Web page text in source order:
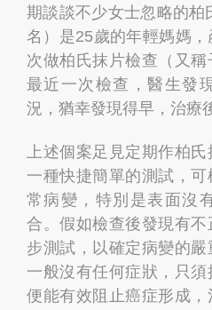
期談談不少女士忽略的柏
名）是25歲的年輕媽媽
次做柏氏抹片檢查（又
最近一次檢查，醫生發
況，猶幸發現得早，治療
上述個案足見定期作柏
一種快捷簡單的測試，
常病變，特別是表面沒
合。假如檢查後發現有
步測試，以確定病變的
一般沒有任何症狀，只須
便能有效阻止癌症形成